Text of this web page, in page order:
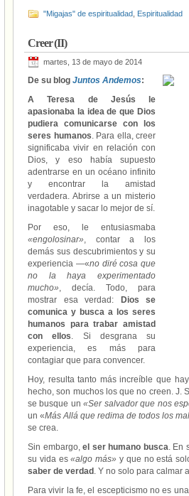
"Migajas" de espiritualidad Espiritualidad
Creer (II)
martes, 13 de mayo de 2014
De su blog Juntos Andemos:
A Teresa de Jesús le
apasionaba la idea de que Dios
pudiera comunicarse con los
seres humanos. Para ella, creer
significaba vivir en relación con
Dios, y eso había supuesto
adentrarse en un océano infinito
y encontrar la amistad
verdadera. Abrirse a un misterio
inagotable y sacar lo mejor de sí.
Por eso, le entusiasmaba
«engolosinar», contar a los
demás sus descubrimientos y su
experiencia —«no diré cosa que
no la haya experimentado
mucho», decía. Todo, para
mostrar esa verdad:
Dios se
comunica y busca a los seres
humanos para trabar amistad
con ellos. Si desgrana su
experiencia, es más para
contagiar que para convencer.
Hoy, resulta tanto más increíble que
hecho, son muchos los que no creen. J.
se busque un «Ser salvador que nos
un «Más Allá que redima de todos los
se crea.
Sin embargo, el ser humano busca. En
su vida es«algo más» y que no está
saber de verdad . Y no solo para calmar
Para vivir la fe, el escepticismo no es